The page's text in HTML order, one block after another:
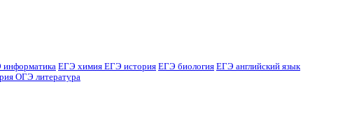
ЕГЭ химия ЕГЭ история ЕГЭ биология ЕГЭ английский язык
ОГЭ литература